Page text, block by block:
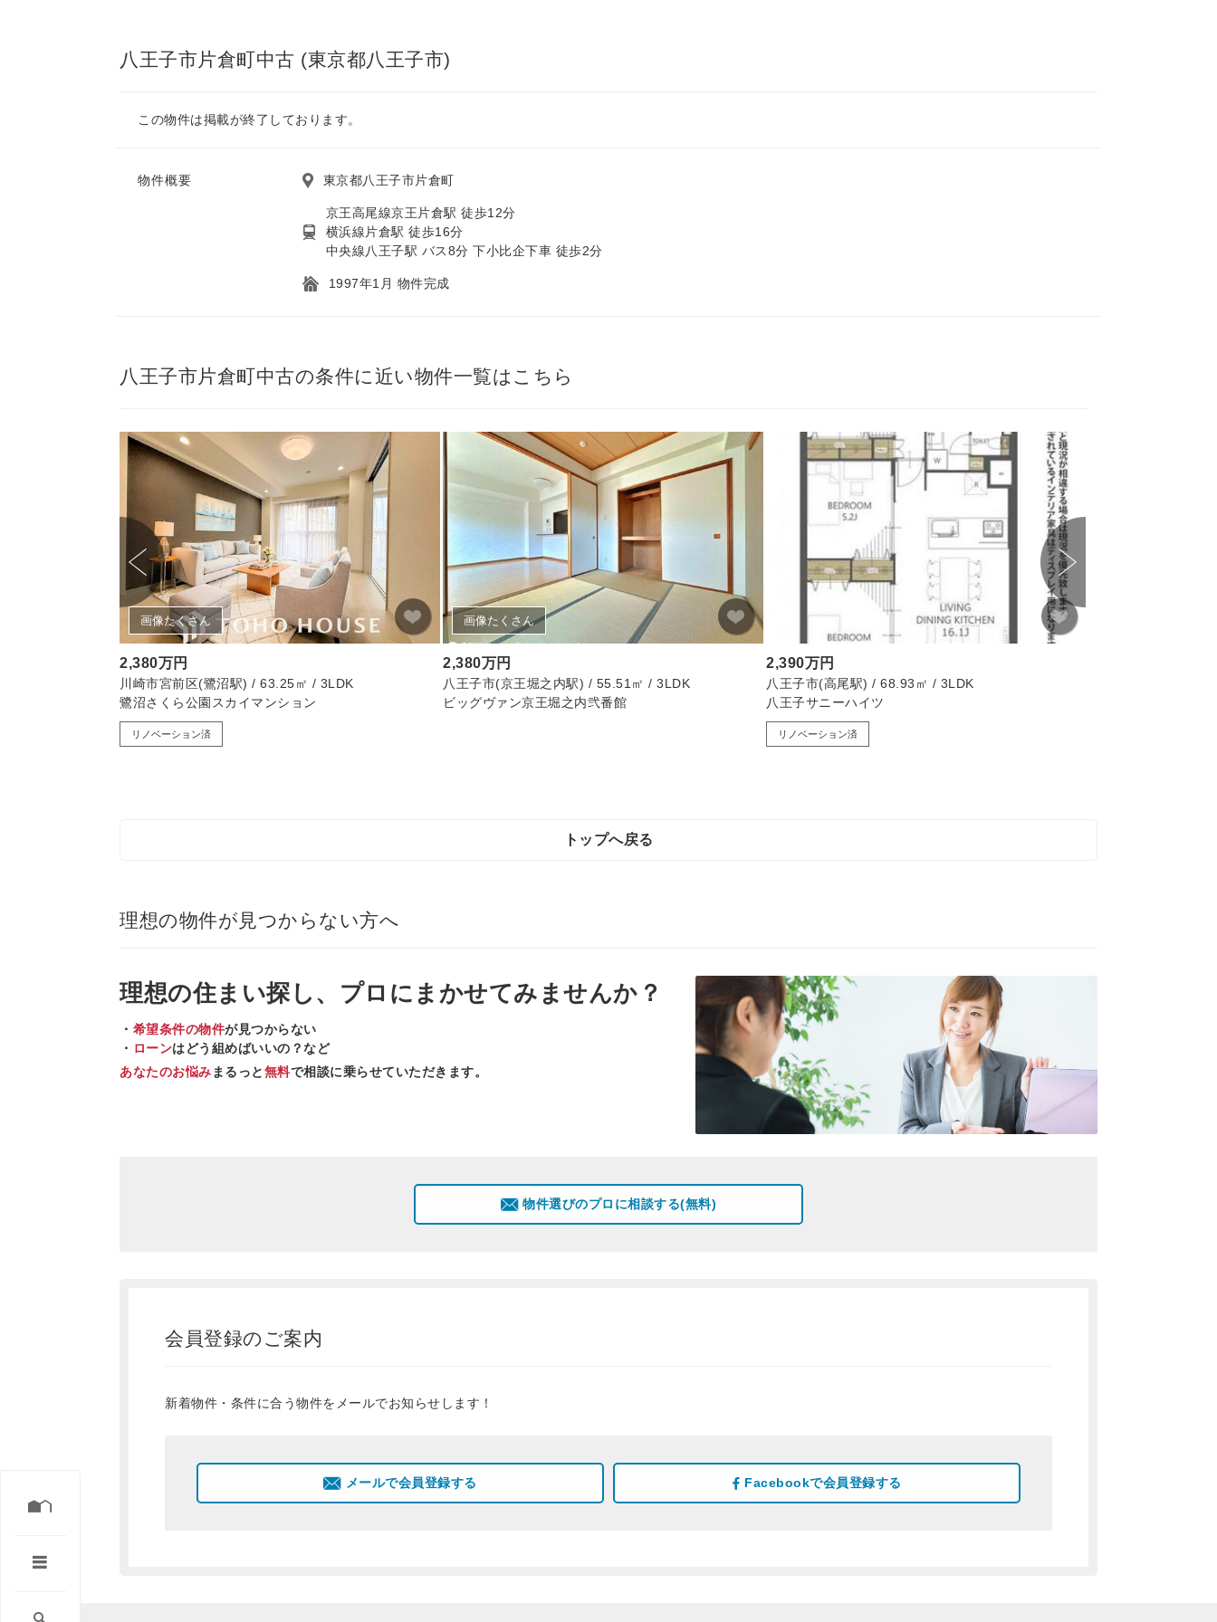
八王子市片倉町中古 (東京都八王子市)
この物件は掲載が終了しております。
物件概要 東京都八王子市片倉町
京王高尾線京王片倉駅 徒歩12分
横浜線片倉駅 徒歩16分
中央線八王子駅 バス8分 下小比企下車 徒歩2分
1997年1月 物件完成
八王子市片倉町中古の条件に近い物件一覧はこちら
画像たくさん
2,380万円
川崎市宮前区(鷺沼駅) / 63.25㎡ / 3LDK
鷺沼さくら公園スカイマンション
リノベーション済
画像たくさん
2,380万円
八王子市(京王堀之内駅) / 55.51㎡ / 3LDK
ビッグヴァン京王堀之内弐番館
2,390万円
八王子市(高尾駅) / 68.93㎡ / 3LDK
八王子サニーハイツ
リノベーション済
トップへ戻る
理想の物件が見つからない方へ
理想の住まい探し、 プロ にまかせてみませんか？
・ 希望条件の物件が見つからない
・ ローンはどう組めばいいの？など
あなたのお悩み まるっと無料で相談に乗らせていただきます。
物件選びのプロに相談する(無料)
会員登録のご案内
新着物件・条件に合う物件をメールでお知らせします！
メールで会員登録する Facebookで会員登録する